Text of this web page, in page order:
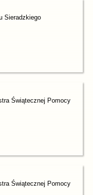
Sieradzkiego
Świątecznej Pomocy
Świątecznej Pomocy